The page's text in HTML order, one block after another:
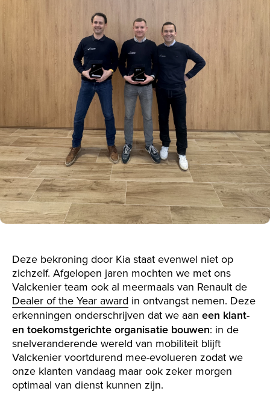
Deze bekroning door Kia staat evenwel niet op
zichzelf. Afgelopen jaren mochten we met ons
Valckenier team ook al meermaals van Renault de
Dealer of the Year award in ontvangst nemen. Deze
erkenningen onderschrijven dat we aan een klant-
en toekomstgerichte organisatie bouwen: in de
snelveranderende wereld van mobiliteit blijft
Valckenier voortdurend mee-evolueren zodat we
onze klanten vandaag maar ook zeker morgen
optimaal van dienst kunnen zijn.